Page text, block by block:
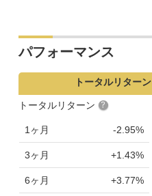
パフォーマンス
トータルリターン
トータルリターン
1ヶ月 -2.95%
3ヶ月 +1.43%
6ヶ月 +3.77%